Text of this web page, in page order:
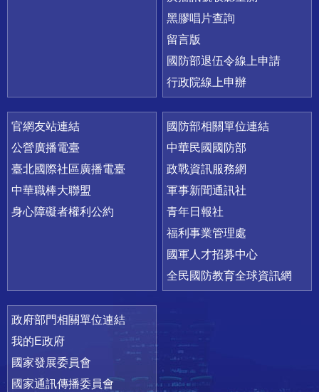
黑膠唱片查詢
留言版
國防部退伍令線上申請
行政院線上申辦
官網友站連結
公營廣播電臺
臺北國際社區廣播電臺
中華職棒大聯盟
身心障礙者權利公約
國防部相關單位連結
中華民國國防部
政戰資訊服務網
軍事新聞通訊社
青年日報社
福利事業管理處
國軍人才招募中心
全民國防教育全球資訊網
政府部門相關單位連結
我的E政府
國家發展委員會
國家通訊傳播委員會